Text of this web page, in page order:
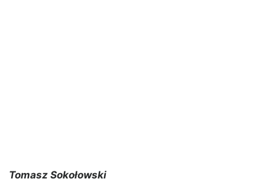
Tomasz Sokołowski